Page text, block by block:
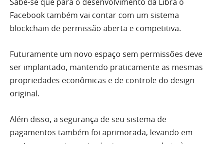
Facebook também vai contar com um sistema
blockchain de permissão aberta e competitiva.
Futuramente um novo espaço sem permissões deve
ser implantado, mantendo praticamente as mesmas
propriedades econômicas e de controle do design
original.
Além disso, a segurança de seu sistema de
pagamentos também foi aprimorada, levando em